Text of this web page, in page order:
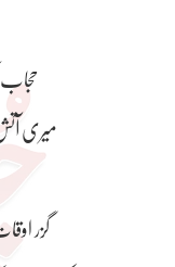
حجاب
میری
گزر